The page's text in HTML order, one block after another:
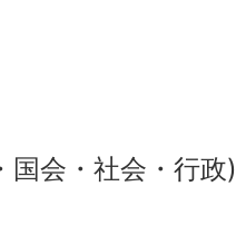
国会・社会・行政)